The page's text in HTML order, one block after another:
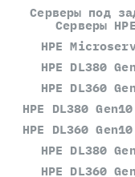
Серверы под
Серверы HPE
HPE
HPE DL380
HPE DL360
HPE DL380
HPE DL360
HPE DL380
HPE DL360